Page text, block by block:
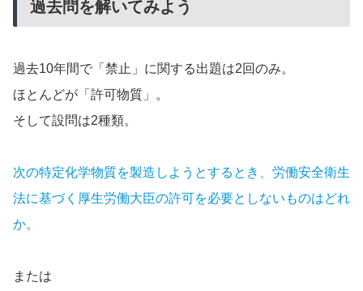
過去問を解いてみよう
過去10年間で「禁止」に関する出題は2回のみ。
ほとんどが「許可物質」。
そして設問は2種類。
次の特定化学物質を製造しようとするとき、労働安全衛生
法に基づく厚生労働大臣の許可を必要としないものはどれ
か。
または